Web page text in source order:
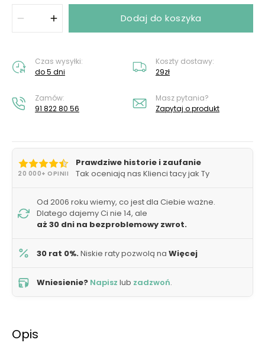
Dodaj do koszyka
Czas wysyłki:
do 5 dni
Koszty dostawy:
29zł
Zamów:
91 822 80 56
Masz pytania?
Zapytaj o produkt
20 000+ OPINII
Prawdziwe historie i zaufanie
Tak oceniają nas Klienci tacy jak Ty
Od 2006 roku wiemy, co jest dla Ciebie ważne.
Dlatego dajemy Ci nie 14, ale
aż 30 dni na bezproblemowy zwrot.
30 rat 0%.Niskie raty pozwolą na Więcej
Wniesienie? Napisz lub zadzwoń.
Opis